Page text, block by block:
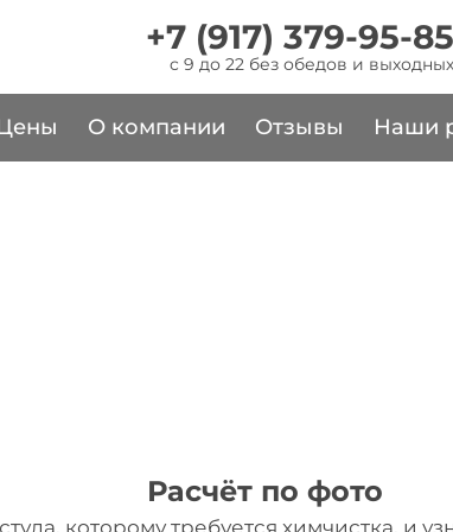
+7 (917) 379-95-85
c 9 до 22 без обедов и выходных
О компании Отзывы Наши
Расчёт по фото
которому требуется химчистка, и